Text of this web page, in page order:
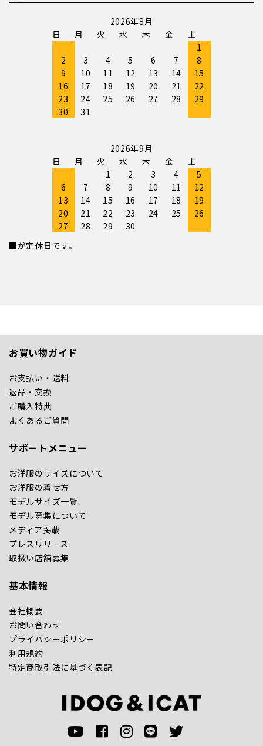
2026年8月
日
月 火 水 木 金
土
1
2
3 4 5 6 7
8
9
10 11 12 13 14
15
16
17 18 19 20 21
22
23
24 25 26 27 28
29
30
31
2026年9月
日
月 火 水 木 金
土
1
2 3 4
5
6
7 8 9 10 11
12
13
14 15 16 17 18
19
20
21 22 23 24 25
26
27
28 29
30
■が定休日です。
お買い物ガイド
お支払い・送料
返品・交換
ご購入特典
よくあるご質問
サポートメニュー
お洋服のサイズについて
お洋服の着せ方
モデルサイズ一覧
モデル募集について
メディア掲載
プレスリリース
取扱い店舗募集
基本情報
会社概要
お問い合わせ
プライバシーポリシー
利用規約
特定商取引法に基づく表記